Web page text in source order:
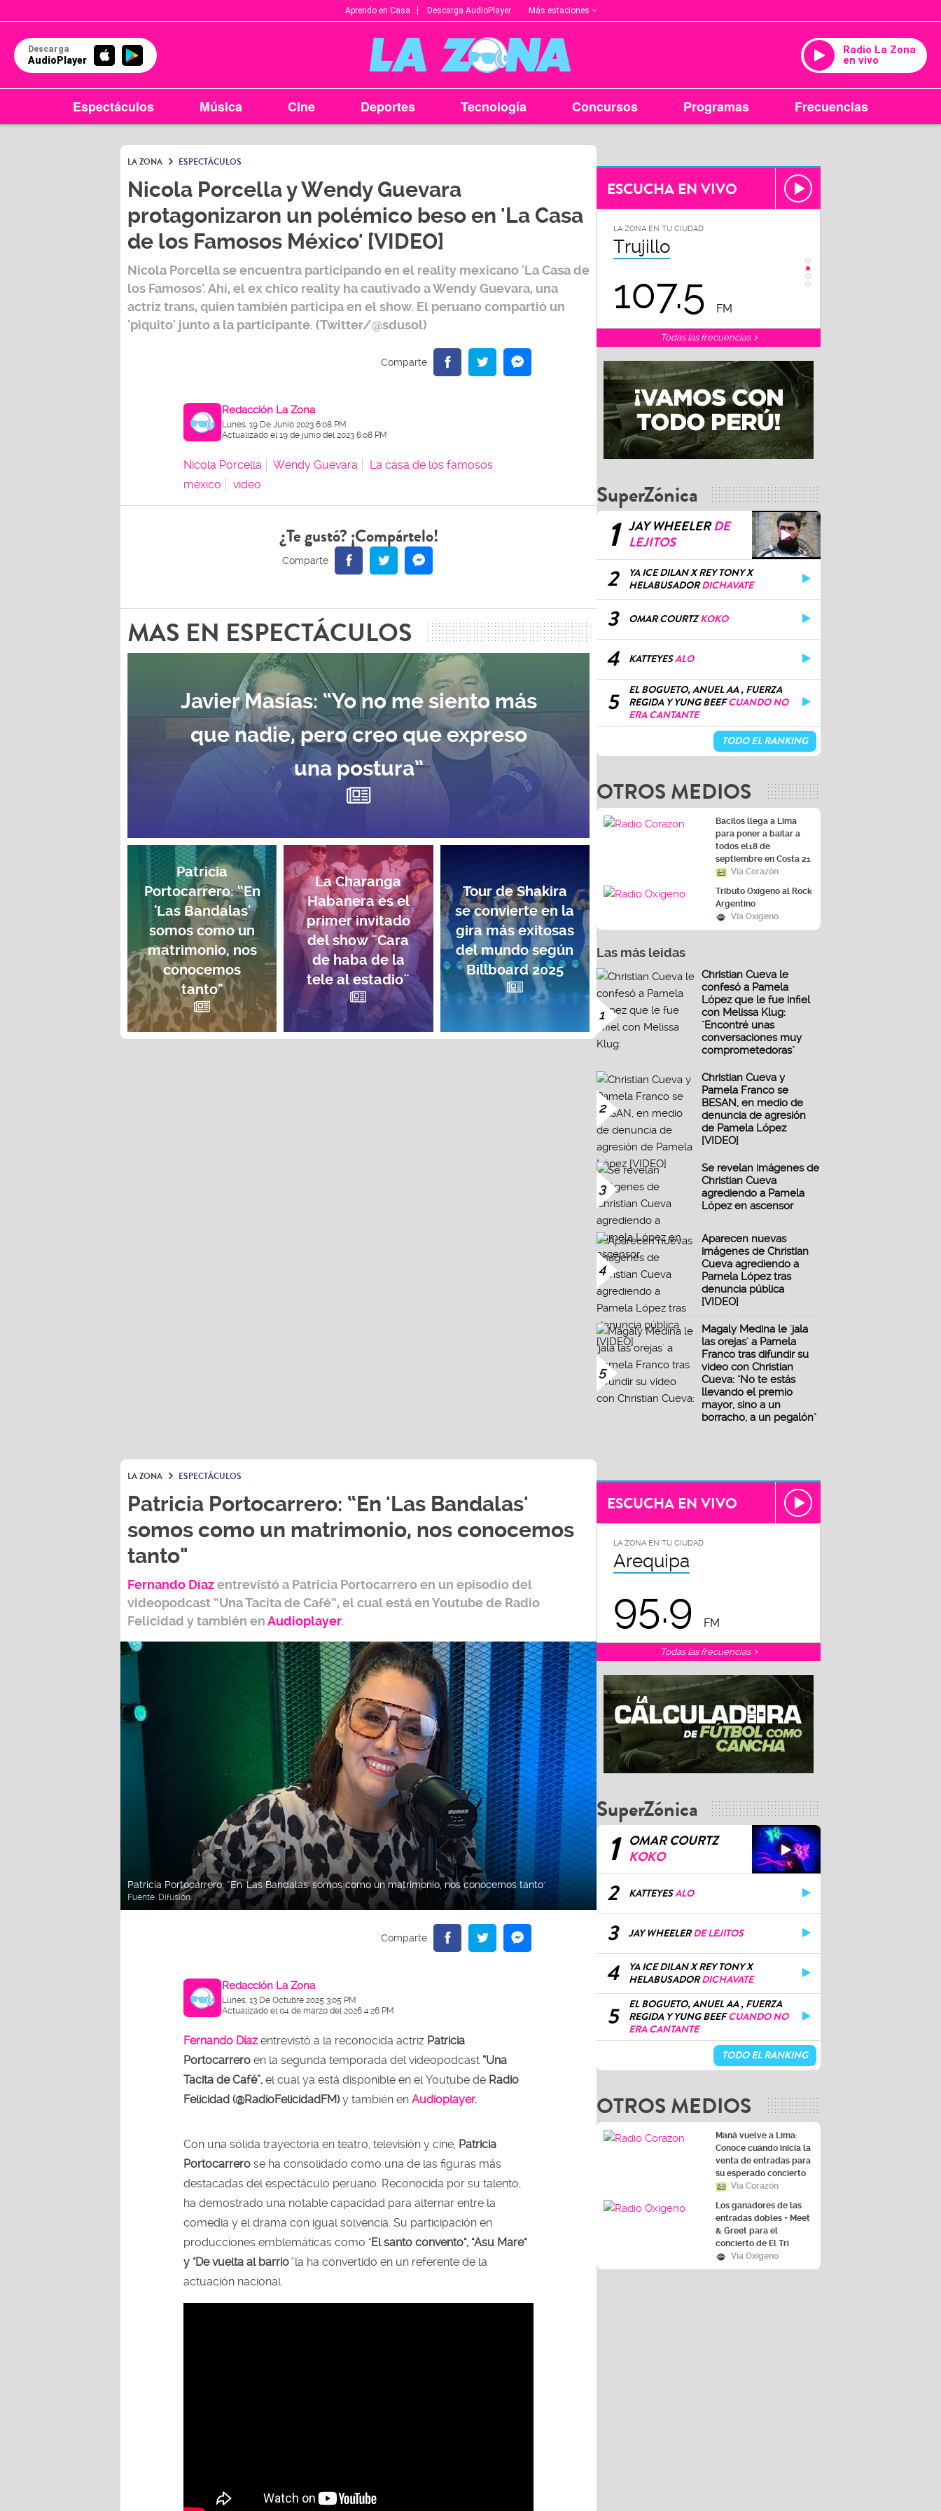
Aprendo en Casa Descarga AudioPlayer Más estaciones
Descarga
AudioPlayer
Radio La Zona
en vivo
Espectáculos Música Cine Deportes Tecnología Concursos Programas Frecuencias
LA ZONA ESPECTÁCULOS
Nicola Porcella y Wendy Guevara
protagonizaron un polémico beso en 'La Casa
de los Famosos México' [VIDEO]
Nicola Porcellase encuentra participando en el reality mexicano 'La Casa de
los Famosos'. Ahí, el ex chico reality ha cautivado aWendy Guevara, una
actriz trans, quien también participa en el show. El peruano compartió un
'piquito' junto a la participante. (Twitter/@sdusol)
Redacción La Zona
Lunes, 19 De Junio 2023 6:08 PM
Actualizado el 19 de junio del 2023 6:08 PM
Nicola Porcella Wendy Guevara
La casa de los famosos
méxico
video
¿Te gustó? ¡Compártelo!
MAS EN ESPECTÁCULOS
Javier Masías: “Yo no me siento más
que nadie, pero creo que expreso
una postura”
Patricia
Portocarrero: “En
'Las Bandalas'
somos como un
matrimonio, nos
conocemos
tanto"
La Charanga
Habanera es el
primer invitado
del show ¨Cara
de haba de la
tele al estadio¨
Tour de Shakira
se convierte en la
gira más exitosas
del mundo según
Billboard 2025
ESCUCHA EN VIVO
Arequipa
95.9 FM
LA ZONA EN TU CIUDAD
Trujillo
107.5 FM 102.3
Todas las frecuencias
SuperZónica
1 JAY WHEELERDE
LEJITOS
2
YA ICE DILAN X REY TONY X
HELABUSADORDICHAVATE
3 OMAR COURTZKOKO
4 KATTEYESALO
5
EL BOGUETO, ANUEL AA , FUERZA
REGIDA Y YUNG BEEFCUANDO NO
ERA CANTANTE
TODO EL RANKING
OTROS MEDIOS
Bacilos llega a Lima
para poner a bailar a
todos el18 de
septiembre en Costa 21
Vía Corazón
Tributo Oxígeno al Rock
Argentino
Vía Oxígeno
Las más leidas
1
Christian Cueva le
confesó a Pamela
López que le fue infiel
con Melissa Klug:
"Encontré unas
conversaciones muy
comprometedoras"
2
Christian Cueva y
Pamela Franco se
BESAN, en medio de
denuncia de agresión
de Pamela López
[VIDEO]
3
Se revelan imágenes de
Christian Cueva
agrediendo a Pamela
López en ascensor
4
Aparecen nuevas
imágenes de Christian
Cueva agrediendo a
Pamela López tras
denuncia pública
[VIDEO]
5
Magaly Medina le 'jala
las orejas' a Pamela
Franco tras difundir su
video con Christian
Cueva: "No te estás
llevando el premio
mayor, sino a un
borracho, a un pegalón"
LA ZONA ESPECTÁCULOS
Patricia Portocarrero: “En 'Las Bandalas'
somos como un matrimonio, nos conocemos
tanto"
Fernando Díazentrevistó a Patricia Portocarreroen un episodio del
videopodcast “Una Tacita de Café”, el cual está en Youtube de Radio
Felicidad y también enAudioplayer.
Patricia Portocarrero: “En 'Las Bandalas' somos como un matrimonio, nos conocemos tanto"
Fuente: Difusión
Redacción La Zona
Lunes, 13 De Octubre 2025 3:05 PM
Actualizado el 04 de marzo del 2026 4:26 PM
Fernando Díaz entrevistó a la reconocida actriz Patricia
Portocarrero en la segunda temporada del videopodcast “Una
Tacita de Café”, el cual ya está disponible en el Youtube de Radio
Felicidad (@RadioFelicidadFM)y también en Audioplayer.
Con una sólida trayectoria en teatro, televisión y cine, Patricia
Portocarrero se ha consolidado como una de las figuras más
destacadas del espectáculo peruano. Reconocida por su talento,
ha demostrado una notable capacidad para alternar entre la
comedia y el drama con igual solvencia. Su participación en
producciones emblemáticas como "El santo convento", "Asu Mare"
y "De vuelta al barrio"la ha convertido en un referente de la
actuación nacional.
ESCUCHA EN VIVO
LA ZONA EN TU CIUDAD
Arequipa
95.9 FM
Todas las frecuencias
SuperZónica
1
OMAR COURTZ
KOKO
2 KATTEYESALO
3 JAY WHEELERDE LEJITOS
4
YA ICE DILAN X REY TONY X
HELABUSADORDICHAVATE
5
EL BOGUETO, ANUEL AA , FUERZA
REGIDA Y YUNG BEEFCUANDO NO
ERA CANTANTE
TODO EL RANKING
OTROS MEDIOS
Maná vuelve a Lima:
Conoce cuándo inicia la
venta de entradas para
su esperado concierto
Vía Corazón
Los ganadores de las
entradas dobles + Meet
& Greet para el
concierto de El Tri
Vía Oxígeno